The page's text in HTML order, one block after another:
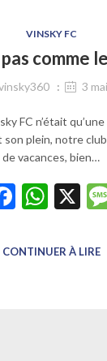
VINSKY FC
comme
3
FC n’était
plein, notre
de vacances, bien…
X
CONTINUER À LIRE